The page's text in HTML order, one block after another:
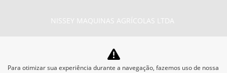
NISSEY MAQUINAS AGRÍCOLAS LTDA
Para otimizar sua experiência durante a navegação, fazemos uso de nossa